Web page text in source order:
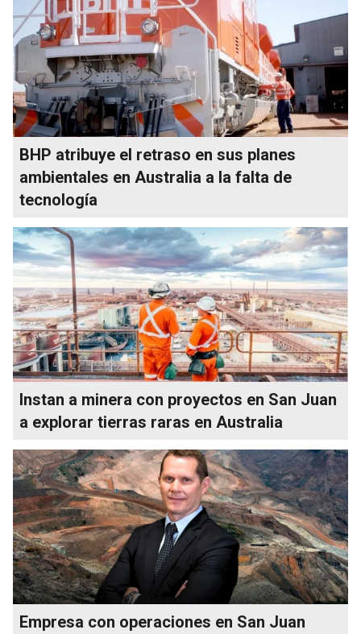
BHP atribuye el retraso en sus planes
ambientales en Australia a la falta de
tecnología
Instan a minera con proyectos en San Juan
a explorar tierras raras en Australia
Empresa con operaciones en San Juan